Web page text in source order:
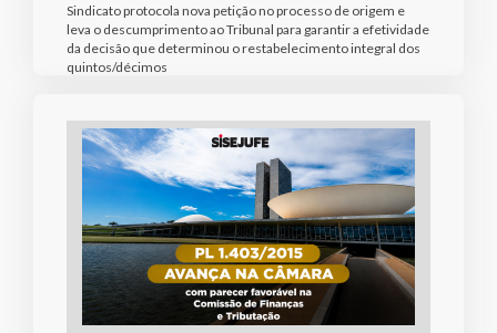
Sindicato protocola nova petição no processo de origem e
leva o descumprimento ao Tribunal para garantir a efetividade
da decisão que determinou o restabelecimento integral dos
quintos/décimos